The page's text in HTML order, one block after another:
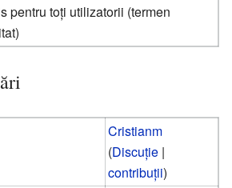
pentru toți utilizatorii (termen
Cristianm
(Discuție |
contribuții)